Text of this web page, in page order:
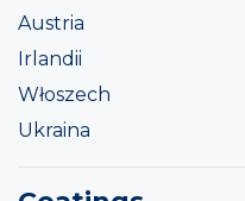
Austria
Irlandii
Włoszech
Ukraina